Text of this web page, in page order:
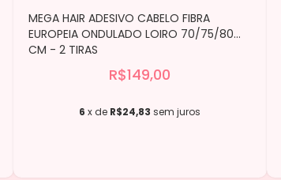
MEGA HAIR ADESIVO CABELO FIBRA
EUROPEIA ONDULADO LOIRO 70/75/80
CM - 2 TIRAS
R$149,00
6 x de R$24,83 sem juros